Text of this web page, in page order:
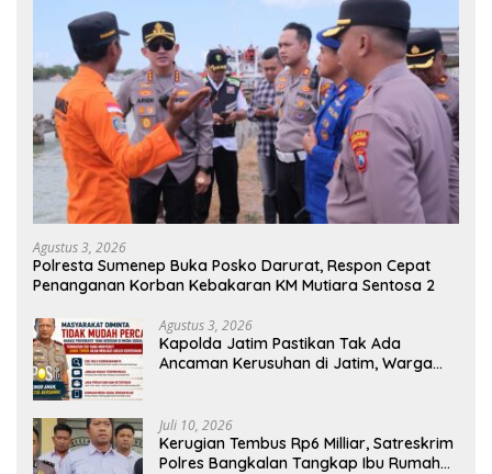
Agustus 3, 2026
Polresta Sumenep Buka Posko Darurat, Respon Cepat
Penanganan Korban Kebakaran KM Mutiara Sentosa 2
Agustus 3, 2026
Kapolda Jatim Pastikan Tak Ada
Ancaman Kerusuhan di Jatim, Warga
Juli 10, 2026
Kerugian Tembus Rp6 Milliar, Satreskrim
Polres Bangkalan Tangkap Ibu Rumah